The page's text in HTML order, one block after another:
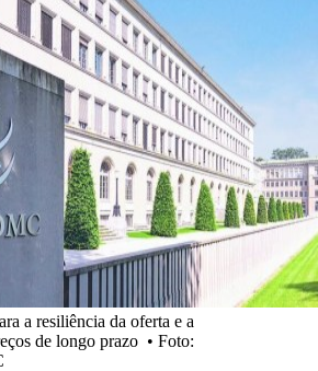
a resiliência da oferta e a
de longo prazo • Foto: